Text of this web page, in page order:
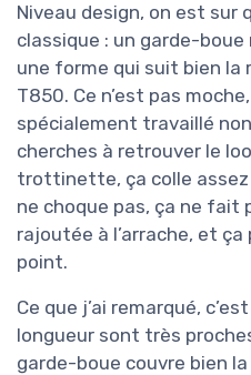
Niveau design, on est sur
classique : un garde-
une forme qui suit bien la
T850. Ce n’est pas
spécialement travaillé
cherches à retrouver le
trottinette, ça colle assez
ne choque pas, ça ne fait
rajoutée à l’arrache, et ça
point.
Ce que j’ai remarqué,
longueur sont très
garde-boue couvre bien